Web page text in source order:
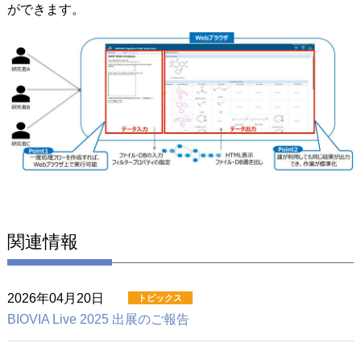
ができます。
関連情報
2026年04月20日
BIOVIA Live 2025 出展のご報告